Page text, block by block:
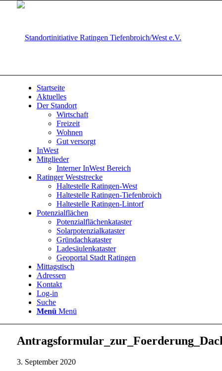
Startseite
Aktuelles
Der Standort
Wirtschaft
Freizeit
Wohnen
Gut versorgt
InWest
Mitglieder
Interner InWest Bereich
Ratinger Weststrecke
Haltestelle Ratingen-West
Haltestelle Ratingen-Tiefenbroich
Haltestelle Ratingen-Lintorf
Potenzialflächen
Potenzialflächenkataster
Solarpotenzialkataster
Gründachkataster
Ladesäulenkataster
Geoportal Stadt Ratingen
Mittagstisch
Adressen
Kontakt
Log-in
Suche
Menü Menü
3. September 2020